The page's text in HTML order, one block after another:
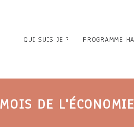
QUI SUIS-JE ? PROGRAMME
MOIS DE